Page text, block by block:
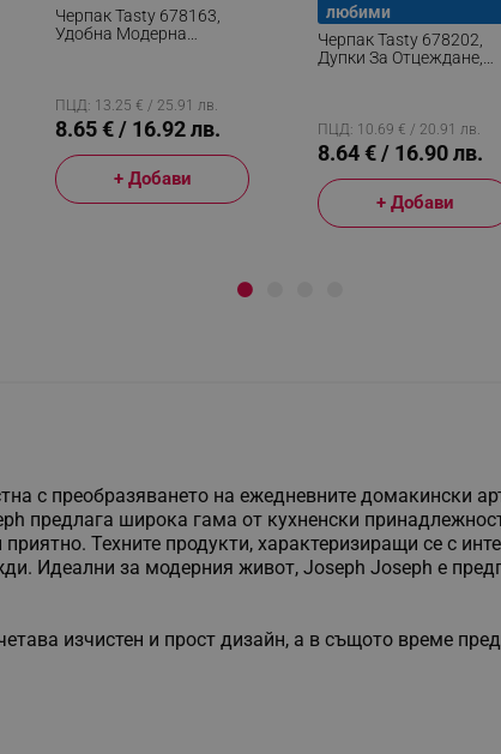
Черпак Tasty 678163,
Удобна Модерна
ПЦД: 13.25 € / 25.91 лв.
8.65 € / 16.92 лв.
+ Добави
любими
Черпак Tasty 678202,
Дупки За Отцеждане,
ПЦД: 10.69 € / 20.91 лв.
8.64 € / 16.90 лв.
+ Добави
с преобразяването на ежедневните домакински
предлага широка гама от кухненски
Техните продукти, характеризиращи се с
Идеални за модерния живот, Joseph Joseph е
изчистен и прост дизайн, а в същото време